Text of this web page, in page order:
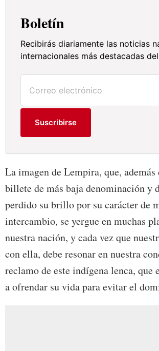
Boletín
Recibirás diariamente las noticias
internacionales más destacadas
Suscribirse
La imagen de Lempira, que,
billete de más baja denominación y
perdido su brillo por su carácter de
intercambio, se yergue en muchas
nuestra nación, y cada vez que
con ella, debe resonar en nuestra
reclamo de este indígena lenca, que
a ofrendar su vida para evitar el